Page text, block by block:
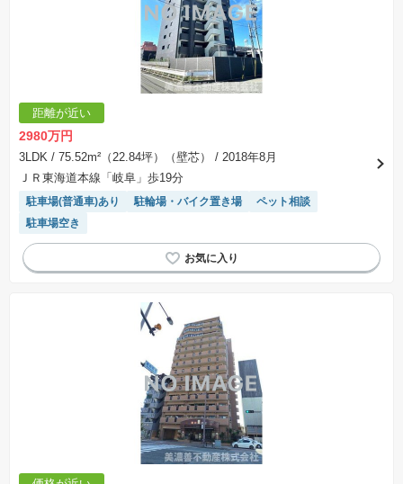
距離が近い
2980万円
3LDK / 75.52m²（22.84坪）（壁芯）
/ 2018年8月
ＪＲ東海道本線「岐阜」歩19分
駐車場(普通車)あり 駐輪場・バイク置き場
ペット相談
駐車場空き